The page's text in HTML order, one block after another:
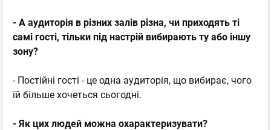
- А аудиторія в різних залів різна, чи приходять ті
самі гості, тільки під настрій вибирають ту або іншу
зону?
- Постійні гості - це одна аудиторія, що вибирає, чого
їй більше хочеться сьогодні.
- Як цих людей можна охарактеризувати?